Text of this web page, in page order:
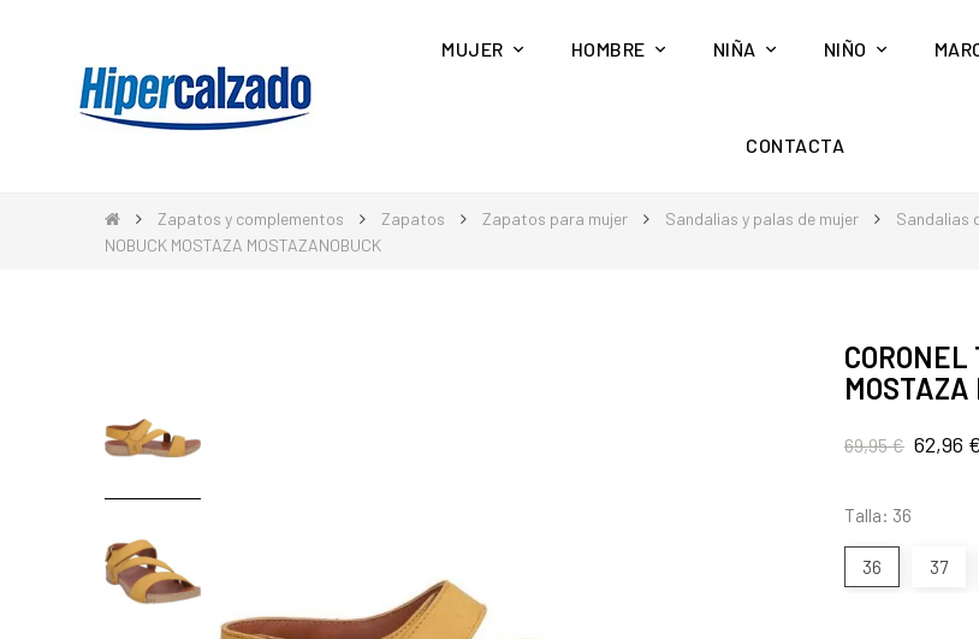
MUJER HOMBRE NIÑA NIÑO
CONTACTA
Zapatos y complementos Zapatos Zapatos para mujer Sandalias y palas de mujer Sandalias
NOBUCK MOSTAZA MOSTAZANOBUCK
MOSTAZA
69,95 € 62,96 €
Talla: 36
36 37